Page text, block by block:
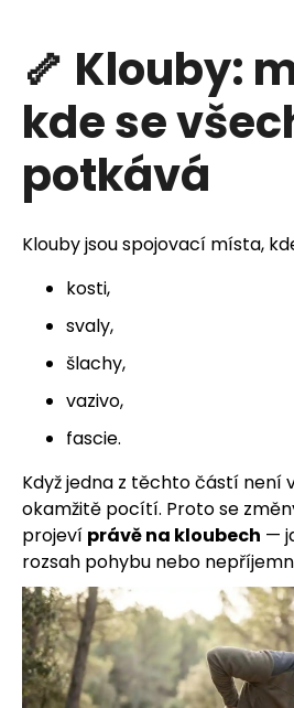
🦴 Klouby:
kde se
potkává
Klouby jsou spojovací místa,
kosti,
svaly,
šlachy,
vazivo,
fascie.
Když jedna z těchto částí není
okamžitě pocítí. Proto se
projeví právě na kloubech —
rozsah pohybu nebo
j
e
t
e
n
?
HLEDAT